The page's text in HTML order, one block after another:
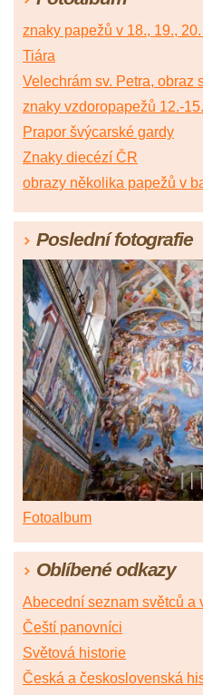
znaky papežů v 18., 19.,
Tiára
Velechrám sv. Petra, obraz
znaky vzdoropapežů 12.-
Prapor švýcarské gardy
Znaky diecézí ČR
obrazy několika papežů v
Poslední fotografie
Fotoalbum
Oblíbené odkazy
Abecední seznam světců a
Čeští panovníci
Světová historie
Česká a československá